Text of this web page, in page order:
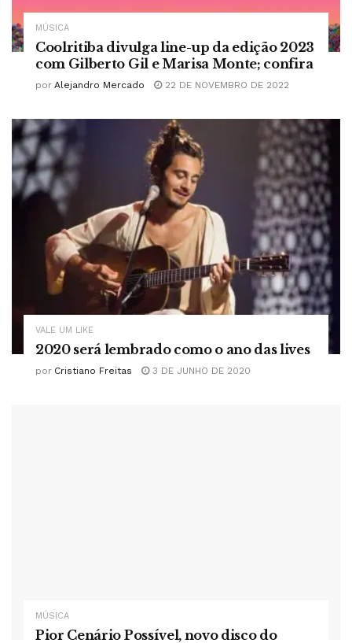
MÚSICA
Coolritiba divulga line-up da edição 2023
com Gilberto Gil e Marisa Monte; confira
por Alejandro Mercado 22 DE NOVEMBRO DE 2022
VALE UM LIKE
2020 será lembrado como o ano das lives
por Cristiano Freitas 3 DE JUNHO DE 2020
MÚSICA
Pior Cenário Possível, novo disco do